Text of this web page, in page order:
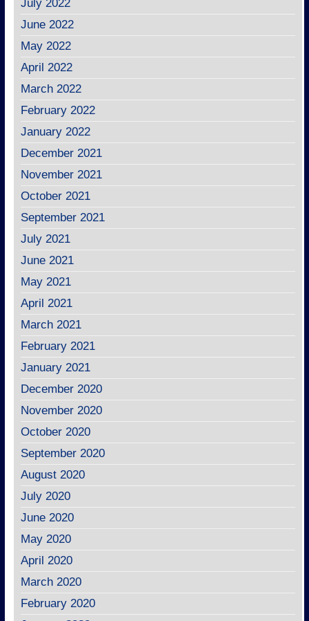
July 2022
June 2022
May 2022
April 2022
March 2022
February 2022
January 2022
December 2021
November 2021
October 2021
September 2021
July 2021
June 2021
May 2021
April 2021
March 2021
February 2021
January 2021
December 2020
November 2020
October 2020
September 2020
August 2020
July 2020
June 2020
May 2020
April 2020
March 2020
February 2020